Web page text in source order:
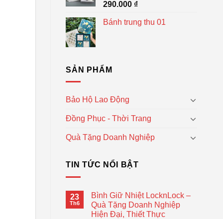
290.000 ₫
Bánh trung thu 01
SẢN PHẨM
Bảo Hộ Lao Động
Đồng Phục - Thời Trang
Quà Tặng Doanh Nghiệp
TIN TỨC NỔI BẬT
23
Th6
Bình Giữ Nhiệt LocknLock –
Quà Tặng Doanh Nghiệp
Hiện Đại, Thiết Thực